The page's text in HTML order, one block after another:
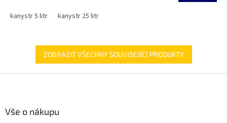
hvězdiček.
kanystr 5 litr kanystr 25 litr
ZOBRAZIT VŠECHNY SOUVISEJÍCÍ PRODUKTY
Vše o nákupu